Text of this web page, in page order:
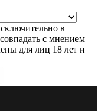
в
с мнением
для лиц 18 лет и